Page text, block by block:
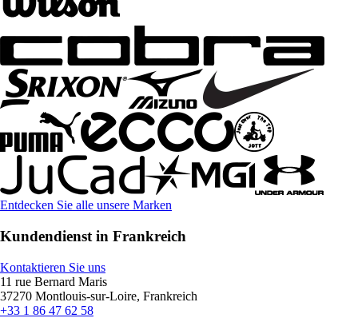
Entdecken Sie alle unsere Marken
Kundendienst in Frankreich
Kontaktieren Sie uns
11 rue Bernard Maris
37270 Montlouis-sur-Loire, Frankreich
+33 1 86 47 62 58